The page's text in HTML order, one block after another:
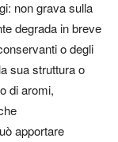
: non grava sulla
degrada in breve
o degli
sua struttura o
di aromi,
apportare